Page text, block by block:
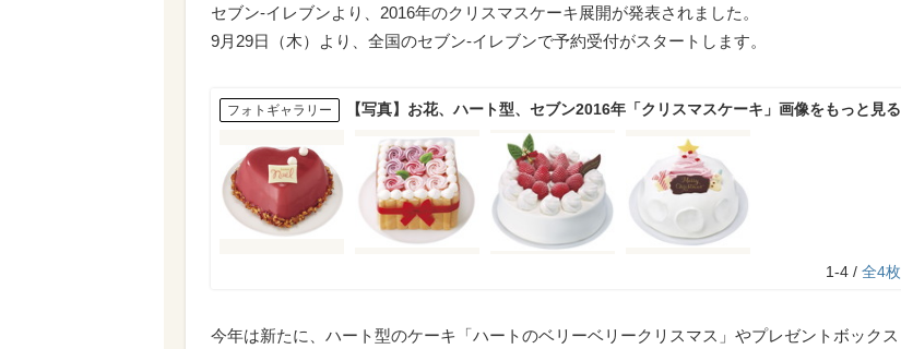
セブン‐イレブンより、2016年のクリスマスケーキ展開が発表されました。
9月29日（木）より、全国のセブン‐イレブンで予約受付がスタートします。
フォトギャラリー 【写真】お花、ハート型、セブン2016年「クリスマスケーキ」画像をもっと見る
1-4 / 全4枚
今年は新たに、ハート型のケーキ「ハートのベリーベリークリスマス」やプレゼントボックス